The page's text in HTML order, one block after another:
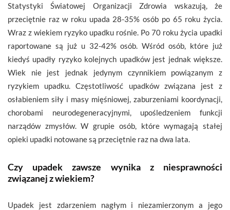
Statystyki Światowej Organizacji Zdrowia wskazują, że
przeciętnie raz w roku upada 28-35% osób po 65 roku życia.
Wraz z wiekiem ryzyko upadku rośnie. Po 70 roku życia upadki
raportowane są już u 32-42% osób. Wśród osób, które już
kiedyś upadły ryzyko kolejnych upadków jest jednak większe.
Wiek nie jest jednak jedynym czynnikiem powiązanym z
ryzykiem upadku. Częstotliwość upadków związana jest z
osłabieniem siły i masy mięśniowej, zaburzeniami koordynacji,
chorobami neurodegeneracyjnymi, upośledzeniem funkcji
narządów zmysłów. W grupie osób, które wymagają stałej
opieki upadki notowane są przeciętnie raz na dwa lata.
Czy upadek zawsze wynika z niesprawności
związanej z wiekiem?
Upadek jest zdarzeniem nagłym i niezamierzonym a jego